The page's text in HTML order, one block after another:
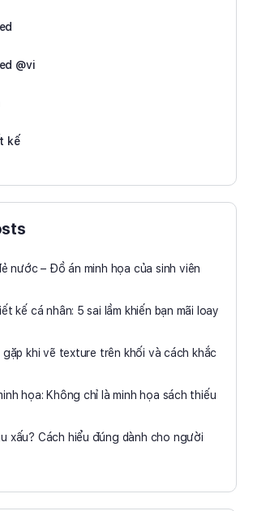
@vi
kế
nước – Đồ án minh họa của sinh viên
kế cá nhân: 5 sai lầm khiến bạn mãi loay
khi vẽ texture trên khối và cách khắc
họa: Không chỉ là minh họa sách thiếu
xấu? Cách hiểu đúng dành cho người